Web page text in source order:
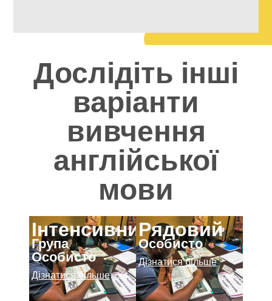
Дослідіть інші
варіанти
вивчення
англійської
мови
Інтенсивний
Група
Особисто
Дізнатися більше
Рядовий
Особисто
Дізнатися більше